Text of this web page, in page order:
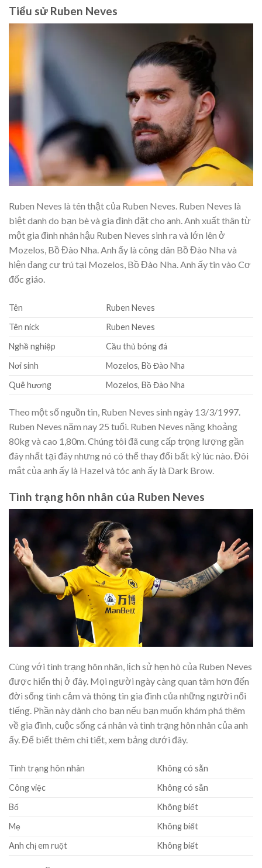
Tiểu sử Ruben Neves
Ruben Neves là tên thật của Ruben Neves. Ruben Neves là
biệt danh do bạn bè và gia đình đặt cho anh. Anh xuất thân từ
một gia đình nhân hậu Ruben Neves sinh ra và lớn lên ở
Mozelos, Bồ Đào Nha. Anh ấy là công dân Bồ Đào Nha và
hiện đang cư trú tại Mozelos, Bồ Đào Nha. Anh ấy tin vào Cơ
đốc giáo.
Tên
Ruben Neves
Tên nick
Ruben Neves
Nghề nghiệp
Cầu thủ bóng đá
Nơi sinh
Mozelos, Bồ Đào Nha
Quê hương
Mozelos, Bồ Đào Nha
Theo một số nguồn tin, Ruben Neves sinh ngày 13/3/1997.
Ruben Neves năm nay 25 tuổi. Ruben Neves nặng khoảng
80kg và cao 1,80m. Chúng tôi đã cung cấp trọng lượng gần
đây nhất tại đây nhưng nó có thể thay đổi bất kỳ lúc nào. Đôi
mắt của anh ấy là Hazel và tóc anh ấy là Dark Brow.
Tình trạng hôn nhân của Ruben Neves
Cùng với tình trạng hôn nhân, lịch sử hẹn hò của Ruben Neves
được hiển thị ở đây. Mọi người ngày càng quan tâm hơn đến
đời sống tình cảm và thông tin gia đình của những người nổi
tiếng. Phần này dành cho bạn nếu bạn muốn khám phá thêm
về gia đình, cuộc sống cá nhân và tình trạng hôn nhân của anh
ấy. Để biết thêm chi tiết, xem bảng dưới đây.
Tình trạng hôn nhân
Không có sẵn
Công việc
Không có sẵn
Bố
Không biết
Mẹ
Không biết
Anh chị em ruột
Không biết